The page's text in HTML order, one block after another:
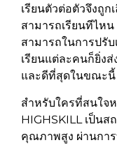
เรียนตัวต่อตัวจึงถูก
สามารถเรียนทีไห
สามารถในการปรับ
เรียนแต่ละคนก็ยิ่งส่
และดีที่สุดในขณะนี้
สำหรับใครที่สนใจ
HIGHSKILL เป็น
คุณภาพสูง ผ่านกา